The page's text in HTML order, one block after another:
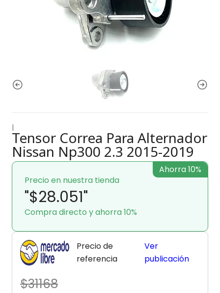
|
Tensor Correa Para Alternador
Nissan Np300 2.3 2015-2019
Precio en nuestra tienda
"$28.051"
Compra directo y ahorra 10%
Ahorra 10%
Precio de
referencia
$31168
Ver
publicación